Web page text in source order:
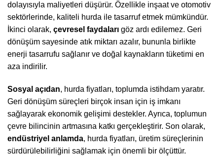
dolayısıyla maliyetleri düşürür. Özellikle inşaat ve otomotiv
sektörlerinde, kaliteli hurda ile tasarruf etmek mümkündür.
İkinci olarak, çevresel faydaları göz ardı edilemez. Geri
dönüşüm sayesinde atık miktarı azalır, bununla birlikte
enerji tasarrufu sağlanır ve doğal kaynakların tüketimi en
aza indirilir.
Sosyal açıdan, hurda fiyatları, toplumda istihdam yaratır.
Geri dönüşüm süreçleri birçok insan için iş imkanı
sağlayarak ekonomik gelişimi destekler. Ayrıca, toplumun
çevre bilincinin artmasına katkı gerçekleştirir. Son olarak,
endüstriyel anlamda, hurda fiyatları, üretim süreçlerinin
sürdürülebilirliğini sağlamak için önemli bir ölçüttür.